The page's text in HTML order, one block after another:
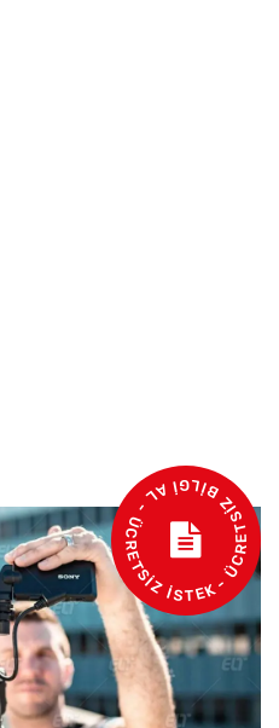
- ÜCRETSİZ BİLGİ AL - ÜCRETSİZ İSTEK